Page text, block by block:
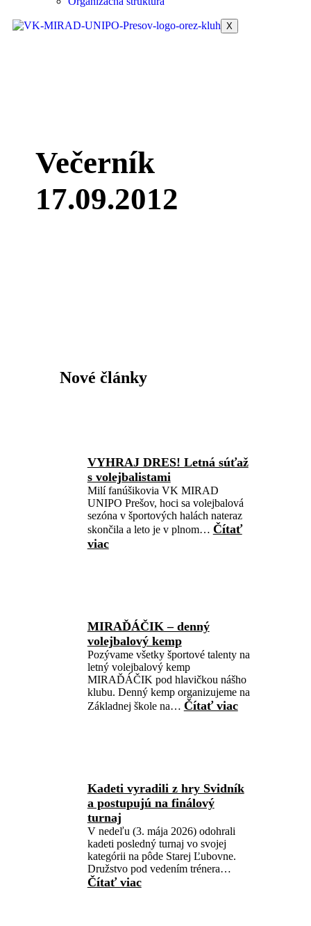
X
Večerník
17.09.2012
Nové články
VYHRAJ DRES! Letná súťaž
s volejbalistami
Milí fanúšikovia VK MIRAD
UNIPO Prešov, hoci sa volejbalová
sezóna v športových halách nateraz
skončila a leto je v plnom… Čítať
viac
MIRAĎÁČIK – denný
volejbalový kemp
Pozývame všetky športové talenty na
letný volejbalový kemp
MIRAĎÁČIK pod hlavičkou nášho
klubu. Denný kemp organizujeme na
Základnej škole na… Čítať viac
Kadeti vyradili z hry Svidník
a postupujú na finálový
turnaj
V nedeľu (3. mája 2026) odohrali
kadeti posledný turnaj vo svojej
kategórii na pôde Starej Ľubovne.
Družstvo pod vedením trénera…
Čítať viac